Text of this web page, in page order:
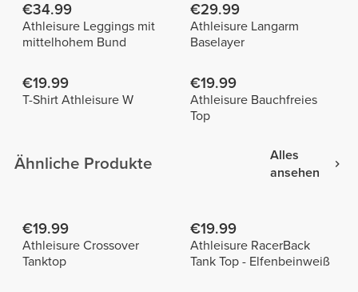
€34.99
Athleisure Leggings mit
mittelhohem Bund
€29.99
Athleisure Langarm
Baselayer
€19.99
T-Shirt Athleisure W
€19.99
Athleisure Bauchfreies
Top
Ähnliche Produkte
Alles
ansehen
€19.99
Athleisure Crossover
Tanktop
€19.99
Athleisure RacerBack
Tank Top - Elfenbeinweiß